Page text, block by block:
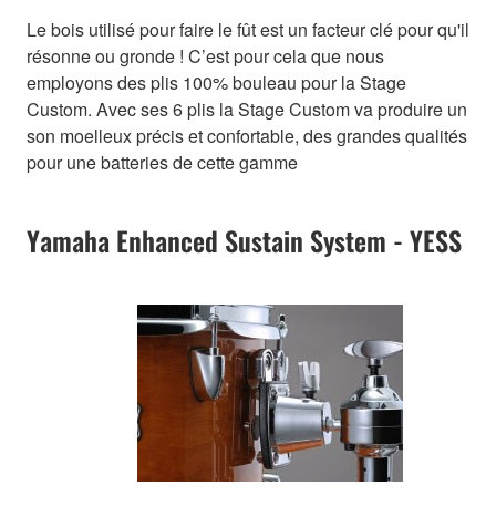
Le bois utilisé pour faire le fût est un facteur clé pour qu'il
résonne ou gronde ! C’est pour cela que nous
employons des plis 100% bouleau pour la Stage
Custom. Avec ses 6 plis la Stage Custom va produire un
son moelleux précis et confortable, des grandes qualités
pour une batteries de cette gamme
Yamaha Enhanced Sustain System - YESS